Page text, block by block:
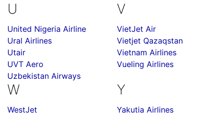
U
United Nigeria Airline
Ural Airlines
Utair
UVT Aero
Uzbekistan Airways
V
VietJet Air
Vietjet Qazaqstan
Vietnam Airlines
Vueling Airlines
W
WestJet
Y
Yakutia Airlines